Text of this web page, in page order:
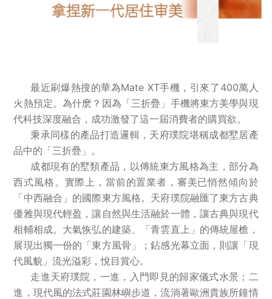
最近刷爆熱搜的華為Mate XT手機，引來了400萬人
火熱預定。為什麽？因為「三折疊」手機將東方美學與現
代科技深度融合，成功激發了這一屆消費者的購買欲。
秉承同樣的產品打造邏輯，天府璞院堪稱成都墅居產
品中的「三折疊」。
成都現有的墅類產品，以傳統東方風格為主，部分為
西式風格。實際上，當前的置業者，審美已悄然傾向於
「中西融合」的國際東方風格。天府璞院融匯了東方古典
優雅與現代輕盈，讓自然與生活融於一體，讓古典與現代
相輔相成。大氣恢弘的建築、「青雲直上」的傳統屋檐，
展現出獨一份的「東方風骨」；鉆感光幕立面，則讓「現
代風貌」流光溢彩，悅目賞心。
走進天府璞院，一進，入門即見的歸家儀式水景；二
進，現代風的法式莊園林嶼步道，流淌著歐洲貴族所鐘情